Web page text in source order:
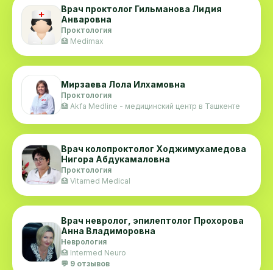
соғ-омон бўлинг.
Врач проктолог Гильманова Лидия
Анваровна
Проктология
🏥 Medimax
Мирзаева Лола Илхамовна
Проктология
🏥 Akfa Medline - медицинский центр в Ташкенте
Врач колопроктолог Ходжимухамедова
Нигора Абдукамаловна
Проктология
🏥 Vitamed Medical
Врач невролог, эпилептолог Прохорова
Анна Владиморовна
Неврология
🏥 Intermed Neuro
💬 9 отзывов